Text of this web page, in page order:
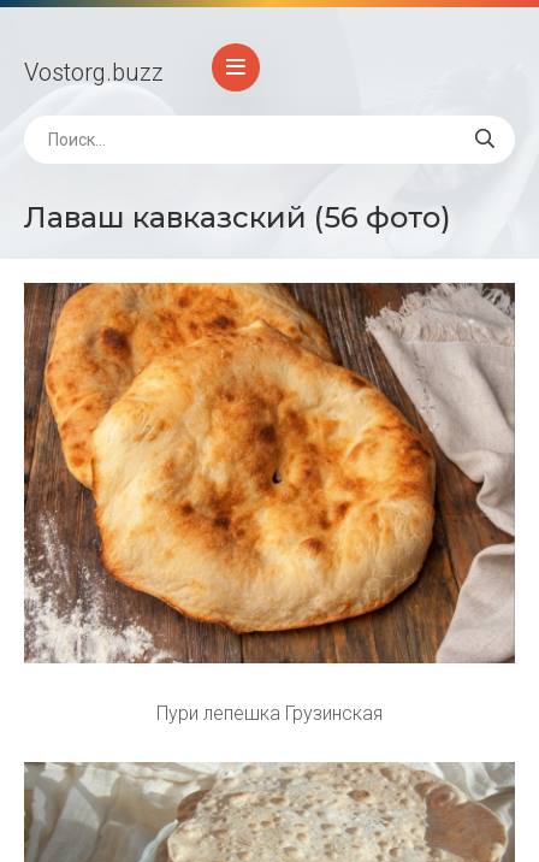
Vostorg.buzz
Лаваш кавказский (56 фото)
Пури лепешка Грузинская